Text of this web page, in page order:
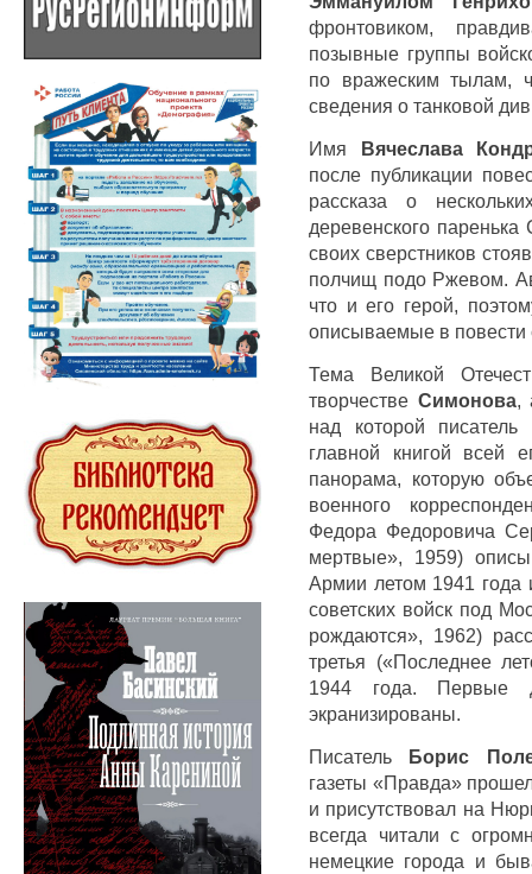
фронтовиком,
позывные группы
по вражеским тылам,
сведения о танковой
Имя Вячеслава
после публикации
рассказа о
деревенского
своих сверстников
полчищ подо Ржевом.
что и его герой,
описываемые в повести
Тема Великой
творчестве Симонова
над которой
главной книгой всей
панорама, которую
военного
Федора Федоровича
мертвые», 1959)
Армии летом 1941 года
советских войск под
рождаются», 1962)
третья («Последнее
1944 года. Первые
экранизированы.
Писатель Борис
газеты «Правда»
и присутствовал на
всегда читали с
немецкие города и